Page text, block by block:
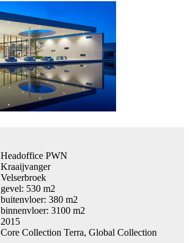
Headoffice PWN
Kraaijvanger
Velserbroek
gevel: 530 m2
buitenvloer: 380 m2
binnenvloer: 3100 m2
2015
Core Collection Terra, Global Collection